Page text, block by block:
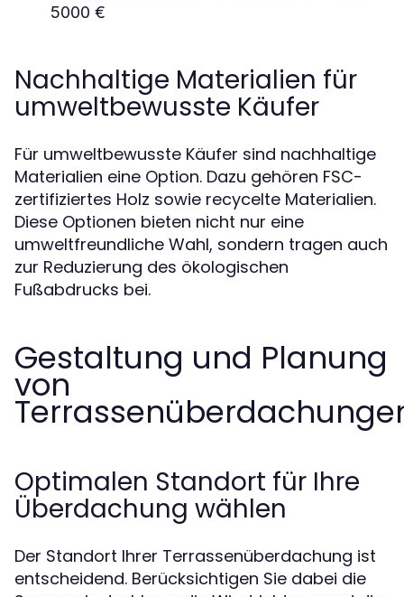
5000 €
Nachhaltige Materialien für
umweltbewusste Käufer
Für umweltbewusste Käufer sind nachhaltige
Materialien eine Option. Dazu gehören FSC-
zertifiziertes Holz sowie recycelte Materialien.
Diese Optionen bieten nicht nur eine
umweltfreundliche Wahl, sondern tragen auch
zur Reduzierung des ökologischen
Fußabdrucks bei.
Gestaltung und Planung
von
Optimalen Standort für Ihre
Überdachung wählen
Der Standort Ihrer Terrassenüberdachung ist
entscheidend. Berücksichtigen Sie dabei die